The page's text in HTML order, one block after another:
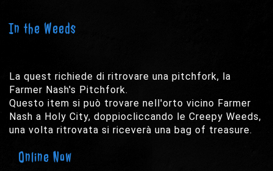
In the Weeds
La quest richiede di ritrovare una pitchfork, la
Farmer Nash's Pitchfork.
Questo item si può trovare nell'orto vicino Farmer
Nash a Holy City, doppiocliccando le Creepy Weeds,
una volta ritrovata si riceverà una bag of treasure.
Online Now